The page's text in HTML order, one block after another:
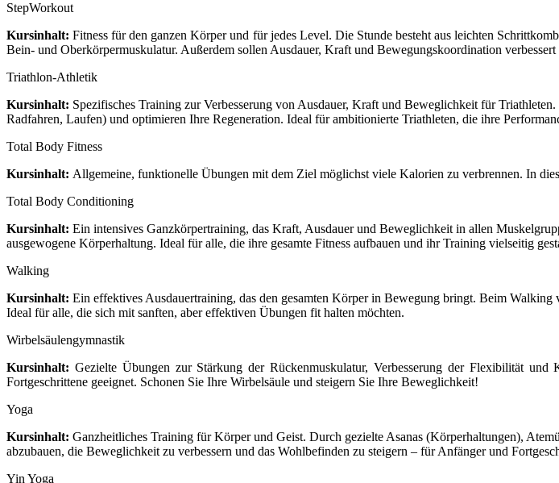
StepWorkout
Kursinhalt:Fitness für den ganzen Körper und für jedes Level. Die Stunde besteht aus leichten
Bein- und Oberkörpermuskulatur. Außerdem sollen Ausdauer, Kraft und Bewegungskoordination
Triathlon-Athletik
Kursinhalt: Spezifisches Training zur Verbesserung von Ausdauer, Kraft und Beweglichkeit für
Radfahren, Laufen) und optimieren Ihre Regeneration. Ideal für ambitionierte Triathleten, die ihre
Total Body Fitness
Kursinhalt: Allgemeine, funktionelle Übungen mit dem Ziel möglichst viele Kalorien zu verbrennen. In
Total Body Conditioning
Kursinhalt: Ein intensives Ganzkörpertraining, das Kraft, Ausdauer und Beweglichkeit in allen
ausgewogene Körperhaltung. Ideal für alle, die ihre gesamte Fitness aufbauen und ihr Training vielseitig
Walking
Kursinhalt: Ein effektives Ausdauertraining, das den gesamten Körper in Bewegung bringt. Beim
Ideal für alle, die sich mit sanften, aber effektiven Übungen fit halten möchten.
Wirbelsäulengymnastik
Kursinhalt: Gezielte Übungen zur Stärkung der Rückenmuskulatur, Verbesserung der Flexibilität
Fortgeschrittene geeignet. Schonen Sie Ihre Wirbelsäule und steigern Sie Ihre Beweglichkeit!
Yoga
Kursinhalt: Ganzheitliches Training für Körper und Geist. Durch gezielte Asanas (Körperhaltungen),
abzubauen, die Beweglichkeit zu verbessern und das Wohlbefinden zu steigern – für Anfänger und
Yin Yoga